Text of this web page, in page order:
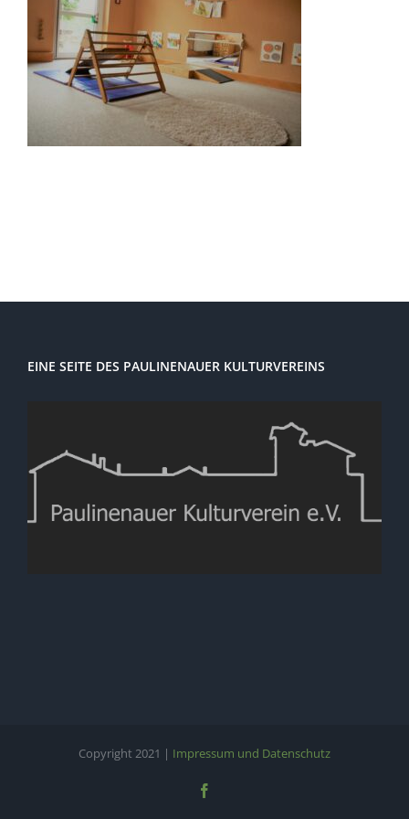
EINE SEITE DES PAULINENAUER KULTURVEREINS
Copyright 2021 | Impressum und Datenschutz